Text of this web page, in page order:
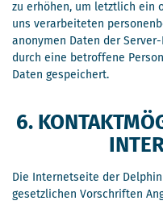
zu erhöhen, um letztlich ein
uns verarbeiteten
anonymen Daten der
durch eine betroffene
Daten gespeichert.
6.
Die Internetseite der
gesetzlichen Vorschriften